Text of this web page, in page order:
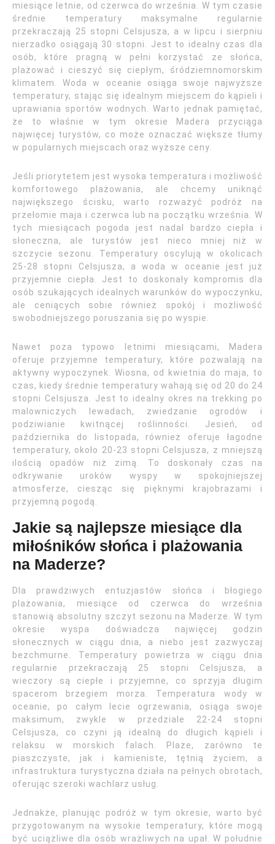
miesiące letnie, od czerwca do września. W tym czasie
średnie temperatury maksymalne regularnie
przekraczają 25 stopni Celsjusza, a w lipcu i sierpniu
nierzadko osiągają 30 stopni. Jest to idealny czas dla
osób, które pragną w pełni korzystać ze słońca,
plażować i cieszyć się ciepłym, śródziemnomorskim
klimatem. Woda w oceanie osiąga swoje najwyższe
temperatury, stając się idealnym miejscem do kąpieli i
uprawiania sportów wodnych. Warto jednak pamiętać,
że to właśnie w tym okresie Madera przyciąga
najwięcej turystów, co może oznaczać większe tłumy
w popularnych miejscach oraz wyższe ceny.
Jeśli priorytetem jest wysoka temperatura i możliwość
komfortowego plażowania, ale chcemy uniknąć
największego ścisku, warto rozważyć podróż na
przełomie maja i czerwca lub na początku września. W
tych miesiącach pogoda jest nadal bardzo ciepła i
słoneczna, ale turystów jest nieco mniej niż w
szczycie sezonu. Temperatury oscylują w okolicach
25-28 stopni Celsjusza, a woda w oceanie jest już
przyjemnie ciepła. Jest to doskonały kompromis dla
osób szukających idealnych warunków do wypoczynku,
ale ceniących sobie również spokój i możliwość
swobodniejszego poruszania się po wyspie.
Nawet poza typowo letnimi miesiącami, Madera
oferuje przyjemne temperatury, które pozwalają na
aktywny wypoczynek. Wiosna, od kwietnia do maja, to
czas, kiedy średnie temperatury wahają się od 20 do 24
stopni Celsjusza. Jest to idealny okres na trekking po
malowniczych lewadach, zwiedzanie ogrodów i
podziwianie kwitnącej roślinności. Jesień, od
października do listopada, również oferuje łagodne
temperatury, około 20-23 stopni Celsjusza, z mniejszą
ilością opadów niż zimą. To doskonały czas na
odkrywanie uroków wyspy w spokojniejszej
atmosferze, ciesząc się pięknymi krajobrazami i
przyjemną pogodą.
Jakie są najlepsze miesiące dla
miłośników słońca i plażowania
na Maderze?
Dla prawdziwych entuzjastów słońca i błogiego
plażowania, miesiące od czerwca do września
stanowią absolutny szczyt sezonu na Maderze. W tym
okresie wyspa doświadcza najwięcej godzin
słonecznych w ciągu dnia, a niebo jest zazwyczaj
bezchmurne. Temperatury powietrza w ciągu dnia
regularnie przekraczają 25 stopni Celsjusza, a
wieczory są ciepłe i przyjemne, co sprzyja długim
spacerom brzegiem morza. Temperatura wody w
oceanie, po całym lecie ogrzewania, osiąga swoje
maksimum, zwykle w przedziale 22-24 stopni
Celsjusza, co czyni ją idealną do długich kąpieli i
relaksu w morskich falach. Plaże, zarówno te
piaszczyste, jak i kamieniste, tętnią życiem, a
infrastruktura turystyczna działa na pełnych obrotach,
oferując szeroki wachlarz usług.
Jednakże, planując podróż w tym okresie, warto być
przygotowanym na wysokie temperatury, które mogą
być uciążliwe dla osób wrażliwych na upał. W południe